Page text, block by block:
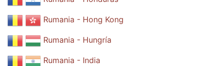
Rumania - Hong Kong
Rumania - Hungría
Rumania - India